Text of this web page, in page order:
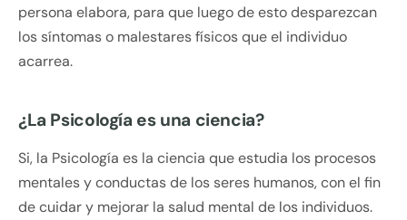
persona elabora, para que luego de esto desparezcan
los síntomas o malestares físicos que el individuo
acarrea.
¿La Psicología es una ciencia?
Si, la Psicología es la ciencia que estudia los procesos
mentales y conductas de los seres humanos, con el fin
de cuidar y mejorar la salud mental de los individuos.